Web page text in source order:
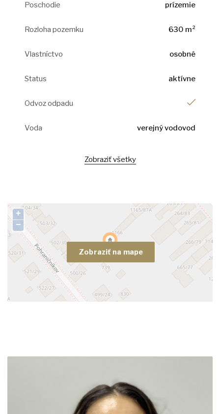
Poschodie prízemie
Rozloha pozemku 630 m²
Vlastníctvo osobné
Status aktívne
Odvoz odpadu
Voda verejný vodovod
Zobraziť všetky
Zobraziť na mape
+
−